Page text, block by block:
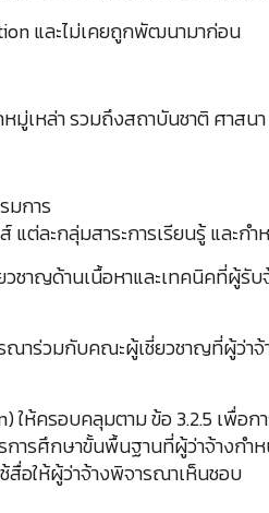
และไม่เคยถูกพัฒนามาก่อน
มู่เหล่า รวมถึงสถาบันชาติ ศาสน
มการ
ะกลุ่มสาระการเรียนรู้ และกำ
าญด้านเนื้อหาและเทคนิคที่ผู้รั
ร่วมกับคณะผู้เชี่ยวชาญที่ผู้ว่าจ้
ครอบคลุมตาม ข้อ 3.2.5 เพื่อก
ศึกษาขั้นพื้นฐานที่ผู้ว่าจ้างกำห
อให้ผู้ว่าจ้างพิจารณาเห็นชอบ